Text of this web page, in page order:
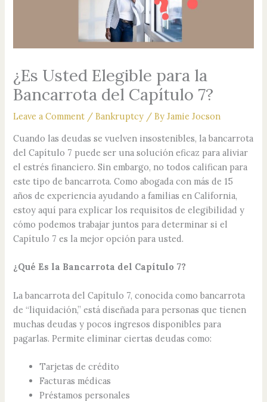
¿Es Usted Elegible para la
Bancarrota del Capítulo 7?
Leave a Comment /Bankruptcy / ByJamie Jocson
Cuando las deudas se vuelven insostenibles, la bancarrota
del Capítulo 7 puede ser una solución eficaz para aliviar
el estrés financiero. Sin embargo, no todos califican para
este tipo de bancarrota. Como abogada con más de 15
años de experiencia ayudando a familias en California,
estoy aquí para explicar los requisitos de elegibilidad y
cómo podemos trabajar juntos para determinar si el
Capítulo 7 es la mejor opción para usted.
¿Qué Es la Bancarrota del Capítulo 7?
La bancarrota del Capítulo 7, conocida como bancarrota
de “liquidación,” está diseñada para personas que tienen
muchas deudas y pocos ingresos disponibles para
pagarlas. Permite eliminar ciertas deudas como:
Tarjetas de crédito
Facturas médicas
Préstamos personales